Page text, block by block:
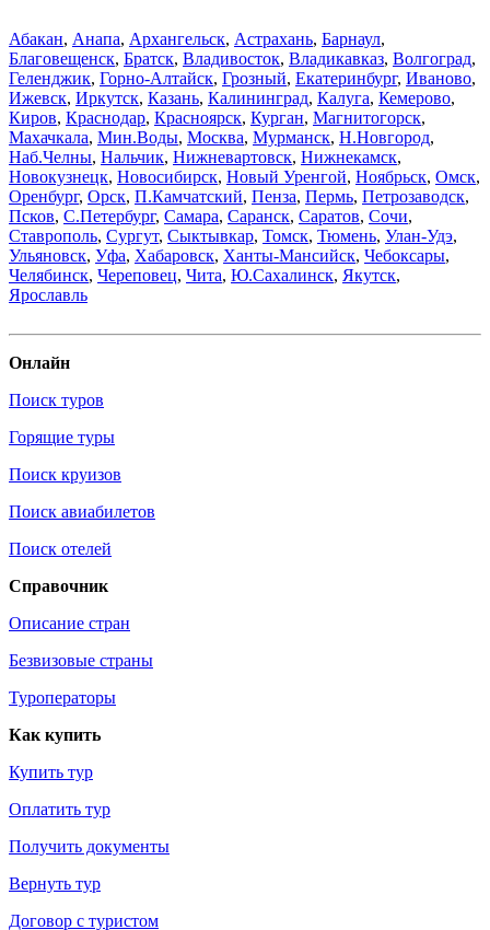
Абакан, Анапа, Архангельск, Астрахань, Барнаул,
Благовещенск, Братск, Владивосток, Владикавказ, Волгоград,
Геленджик, Горно-Алтайск, Грозный, Екатеринбург, Иваново,
Ижевск, Иркутск, Казань, Калининград, Калуга, Кемерово,
Киров, Краснодар, Красноярск, Курган, Магнитогорск,
Махачкала, Мин.Воды, Москва, Мурманск, Н.Новгород,
Наб.Челны, Нальчик, Нижневартовск, Нижнекамск,
Новокузнецк, Новосибирск, Новый Уренгой, Ноябрьск, Омск,
Оренбург, Орск, П.Камчатский, Пенза, Пермь, Петрозаводск,
Псков, С.Петербург, Самара, Саранск, Саратов, Сочи,
Ставрополь, Сургут, Сыктывкар, Томск, Тюмень, Улан-Удэ,
Ульяновск, Уфа, Хабаровск, Ханты-Мансийск, Чебоксары,
Челябинск, Череповец, Чита, Ю.Сахалинск, Якутск,
Ярославль
Онлайн
Поиск туров
Горящие туры
Поиск круизов
Поиск авиабилетов
Поиск отелей
Справочник
Описание стран
Безвизовые страны
Туроператоры
Как купить
Купить тур
Оплатить тур
Получить документы
Вернуть тур
Договор с туристом